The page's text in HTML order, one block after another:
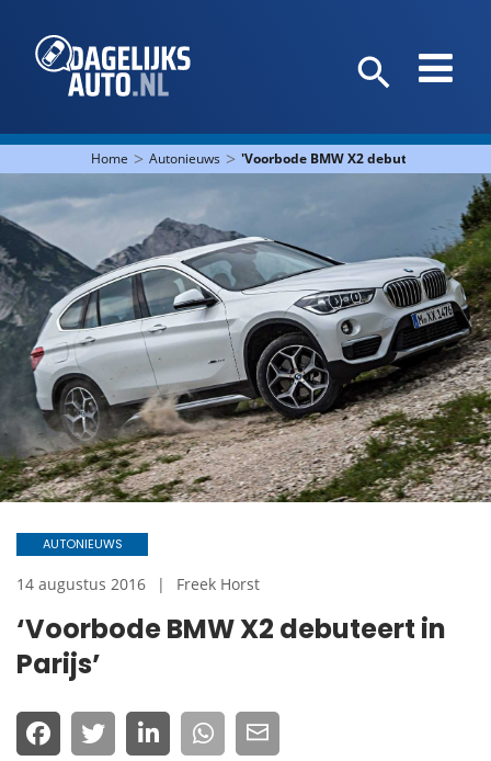
Home > Autonieuws > 'Voorbode BMW X2 debuteert in
‘Voorbode BMW X2 debuteert in
Parijs’
AUTONIEUWS
14 augustus 2016 Freek Horst